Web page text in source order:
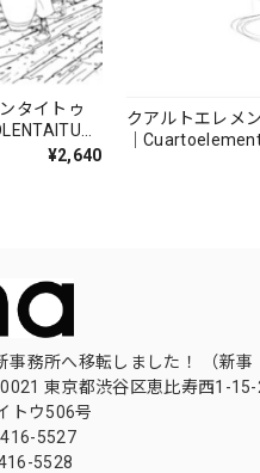
タイトゥ
¥2,640
クアルトエレメ
｜
務所へ移転しました！ （新事
東京都渋谷区恵比寿西1-15-
トウ506号
5527
5528